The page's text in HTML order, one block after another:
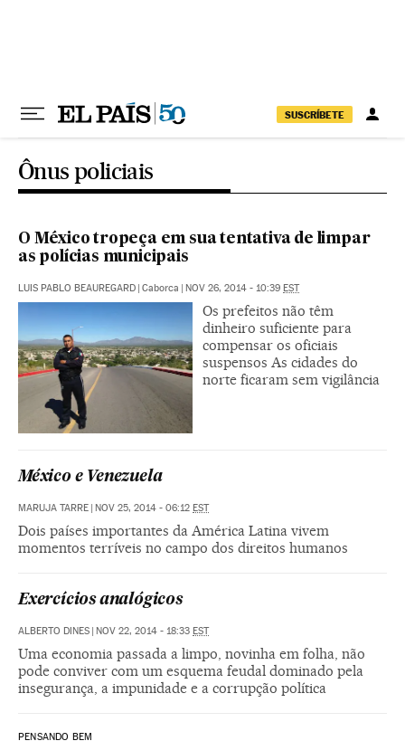
SUSCRÍBETE
Ônus policiais
O México tropeça em sua tentativa de limpar
as polícias municipais
LUIS PABLO BEAUREGARD | Caborca | NOV 26, 2014 - 10:39 EST
Os prefeitos não têm
dinheiro suficiente para
compensar os oficiais
suspensos As cidades do
norte ficaram sem vigilância
México e Venezuela
MARUJA TARRE | NOV 25, 2014 - 06:12 EST
Dois países importantes da América Latina vivem
momentos terríveis no campo dos direitos humanos
Exercícios analógicos
ALBERTO DINES | NOV 22, 2014 - 18:33 EST
Uma economia passada a limpo, novinha em folha, não
pode conviver com um esquema feudal dominado pela
insegurança, a impunidade e a corrupção política
PENSANDO BEM